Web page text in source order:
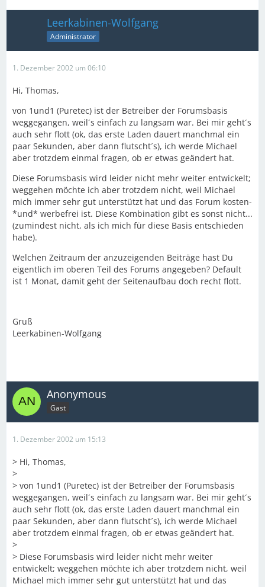
Leerkabinen-Wolfgang
Administrator
1. Dezember 2002 um 06:10
Hi, Thomas,
von 1und1 (Puretec) ist der Betreiber der Forumsbasis
weggegangen, weil´s einfach zu langsam war. Bei mir geht´s
auch sehr flott (ok, das erste Laden dauert manchmal ein
paar Sekunden, aber dann flutscht´s), ich werde Michael
aber trotzdem einmal fragen, ob er etwas geändert hat.
Diese Forumsbasis wird leider nicht mehr weiter entwickelt;
weggehen möchte ich aber trotzdem nicht, weil Michael
mich immer sehr gut unterstützt hat und das Forum kosten-
*und* werbefrei ist. Diese Kombination gibt es sonst nicht...
(zumindest nicht, als ich mich für diese Basis entschieden
habe).
Welchen Zeitraum der anzuzeigenden Beiträge hast Du
eigentlich im oberen Teil des Forums angegeben? Default
ist 1 Monat, damit geht der Seitenaufbau doch recht flott.
Gruß
Leerkabinen-Wolfgang
Anonymous
Gast
1. Dezember 2002 um 15:13
> Hi, Thomas,
>
> von 1und1 (Puretec) ist der Betreiber der Forumsbasis
weggegangen, weil´s einfach zu langsam war. Bei mir geht´s
auch sehr flott (ok, das erste Laden dauert manchmal ein
paar Sekunden, aber dann flutscht´s), ich werde Michael
aber trotzdem einmal fragen, ob er etwas geändert hat.
>
> Diese Forumsbasis wird leider nicht mehr weiter
entwickelt; weggehen möchte ich aber trotzdem nicht, weil
Michael mich immer sehr gut unterstützt hat und das